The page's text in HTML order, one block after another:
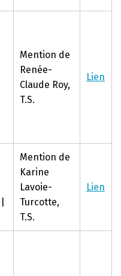
Mention de
Renée-
Claude Roy,
T.S.
Lien
Mention de
Karine
Lavoie-
Turcotte,
T.S.
Lien